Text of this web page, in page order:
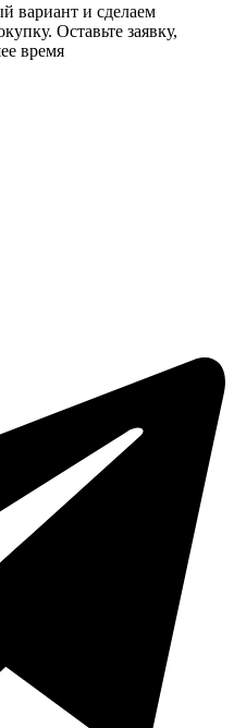
вариант и сделаем
Оставьте заявку,
время